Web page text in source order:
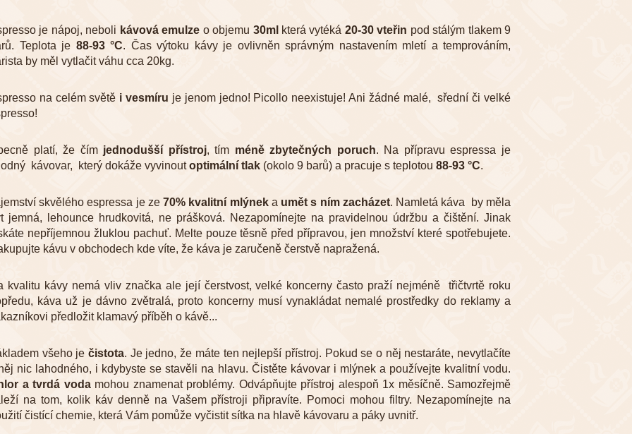
je nápoj, neboli kávová emulze o objemu 30ml která vytéká 20-30 vteřin pod stálým tlakem 9
Teplota je 88-93 °C. Čas výtoku kávy je ovlivněn správným nastavením mletí a temprováním,
by měl vytlačit váhu cca 20kg.
na celém světě i vesmíru je jenom jedno! Picollo neexistuje! Ani žádné malé, sřední či velké
platí, že čím jednodušší přístroj, tím méně zbytečných poruch. Na přípravu espressa je
kávovar, který dokáže vyvinoutoptimální tlak (okolo 9 barů) a pracuje s teplotou 88-93 °C.
skvělého espressa je ze70% kvalitní mlýneka umět s ním zacházet. Namletá káva by měla
jemná, lehounce hrudkovitá, ne prášková. Nezapomínejte na pravidelnou údržbu a čištění. Jinak
nepříjemnou žluklou pachuť. Melte pouze těsně před přípravou, jen množství které spotřebujete.
kávu v obchodech kde víte, že káva je zaručeně čerstvě napražená.
kvalitu kávy nemá vliv značka ale její čerstvost, velké koncerny často praží nejméně třičtvrtě roku
káva už je dávno zvětralá, proto koncerny musí vynakládat nemalé prostředky do reklamy a
předložit klamavý příběh o kávě...
všeho ječistota. Je jedno, že máte ten nejlepší přístroj. Pokud se o něj nestaráte, nevytlačíte
nic lahodného, i kdybyste se stavěli na hlavu. Čistěte kávovar i mlýnek a používejte kvalitní vodu.
a tvrdá vodamohou znamenat problémy. Odvápňujte přístroj alespoň 1x měsíčně. Samozřejmě
na tom, kolik káv denně na Vašem přístroji připravíte. Pomoci mohou filtry. Nezapomínejte na
čistící chemie, která Vám pomůže vyčistit sítka na hlavě kávovaru a páky uvnitř.